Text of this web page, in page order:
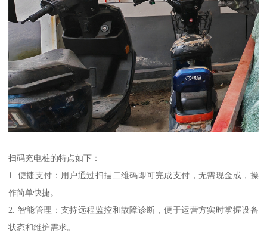
扫码充电桩的特点如下：
1. 便捷支付：用户通过扫描二维码即可完成支付，无需现金或，操
作简单快捷。
2. 智能管理：支持远程监控和故障诊断，便于运营方实时掌握设备
状态和维护需求。